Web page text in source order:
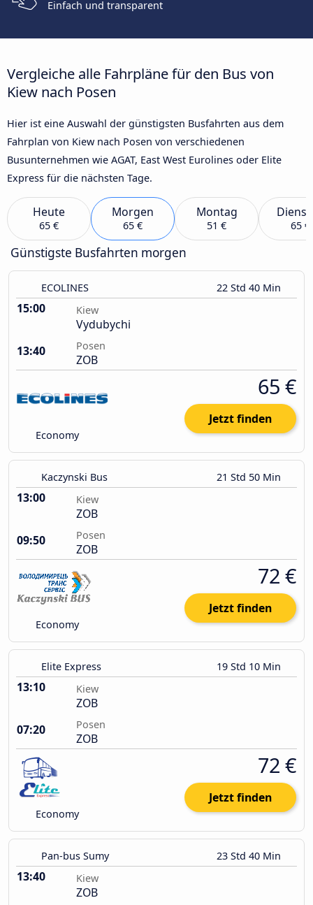
Einfach und transparent
Vergleiche alle Fahrpläne für den Bus von
Kiew nach Posen
Hier ist eine Auswahl der günstigsten Busfahrten aus dem
Fahrplan von Kiew nach Posen von verschiedenen
Busunternehmen wie AGAT, East West Eurolines oder Elite
Express für die nächsten Tage.
Heute
65 €
Morgen
65 €
Montag
51 € 65 €
Günstigste Busfahrten morgen
ECOLINES 22 Std 40 Min
15:00 Kiew
Vydubychi
13:40
Posen
ZOB
Economy
65 €
Jetzt finden
Kaczynski Bus 21 Std 50 Min
13:00 Kiew
ZOB
09:50
Posen
ZOB
Economy
72 €
Jetzt finden
Elite Express 19 Std 10 Min
13:10 Kiew
ZOB
07:20
Posen
ZOB
Economy
72 €
Jetzt finden
Pan-bus Sumy 23 Std 40 Min
13:40 Kiew
ZOB